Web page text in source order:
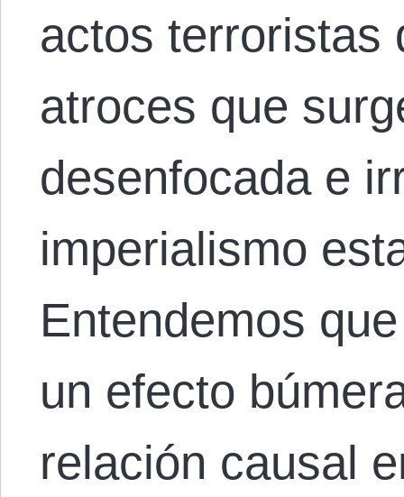
actos terroristas
atroces que
desenfocada e
imperialismo
Entendemos
un efecto
relación causal